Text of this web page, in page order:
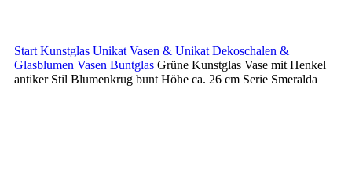
Start Kunstglas Unikat Vasen & Unikat Dekoschalen &
Glasblumen Vasen Buntglas Grüne Kunstglas Vase mit Henkel
antiker Stil Blumenkrug bunt Höhe ca. 26 cm Serie Smeralda